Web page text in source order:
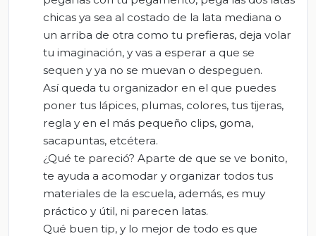
chicas ya sea al costado de la lata mediana o
un arriba de otra como tu prefieras, deja volar
tu imaginación, y vas a esperar a que se
sequen y ya no se muevan o despeguen.
Así queda tu organizador en el que puedes
poner tus lápices, plumas, colores, tus tijeras,
regla y en el más pequeño clips, goma,
sacapuntas, etcétera.
¿Qué te pareció? Aparte de que se ve bonito,
te ayuda a acomodar y organizar todos tus
materiales de la escuela, además, es muy
práctico y útil, ni parecen latas.
Qué buen tip, y lo mejor de todo es que